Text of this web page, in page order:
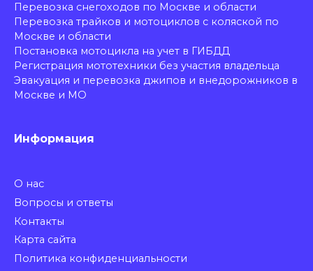
Перевозка снегоходов по Москве и области
Перевозка трайков и мотоциклов с коляской по
Москве и области
Постановка мотоцикла на учет в ГИБДД
Регистрация мототехники без участия владельца
Эвакуация и перевозка джипов и внедорожников в
Москве и МО
Информация
О нас
Вопросы и ответы
Контакты
Карта сайта
Политика конфиденциальности